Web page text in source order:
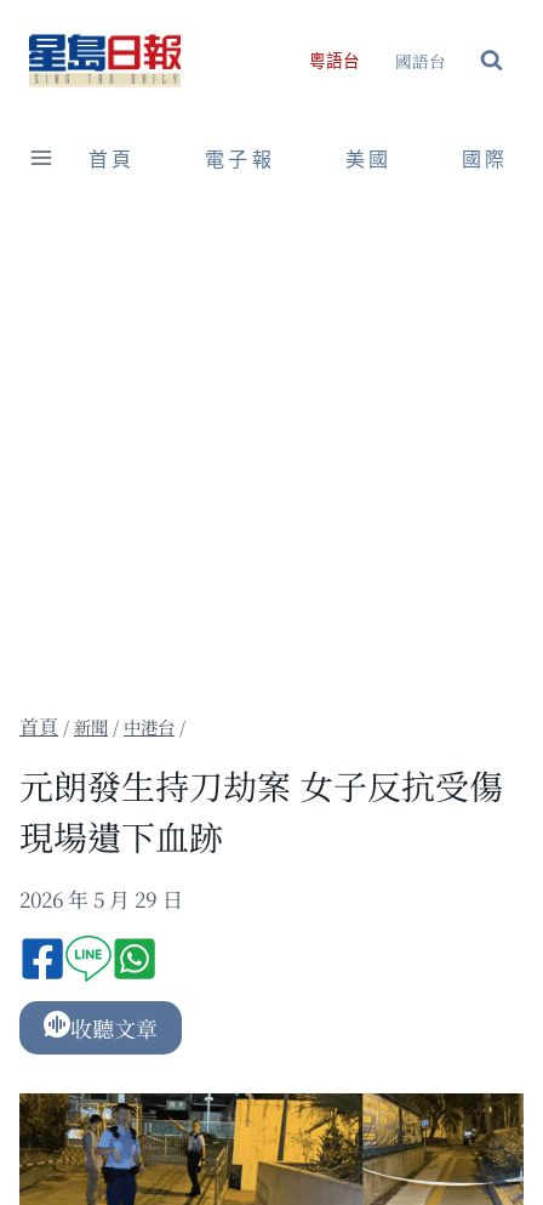
content
粵語台 國語台
首頁 電子報 美國 國際
/新聞 / 中港台 /
元朗發生持刀劫案 女子反抗受傷
現場遺下血跡
2026 年 5 月 29 日
收聽文章